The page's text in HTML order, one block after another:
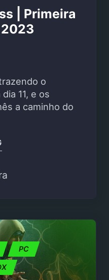
| Primeira
o
11, e os
a caminho do
PC